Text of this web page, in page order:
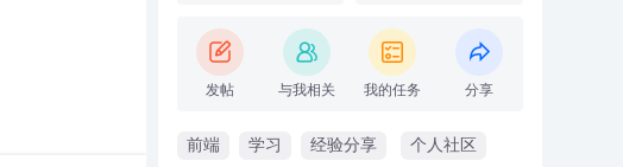
发帖 与我相关 我的任务 分享
前端 学习 经验分享 个人社区